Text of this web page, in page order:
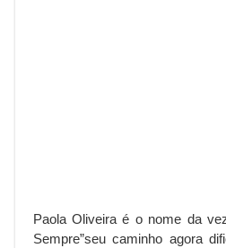
Paola Oliveira é o nome da
Sempre”seu caminho agora